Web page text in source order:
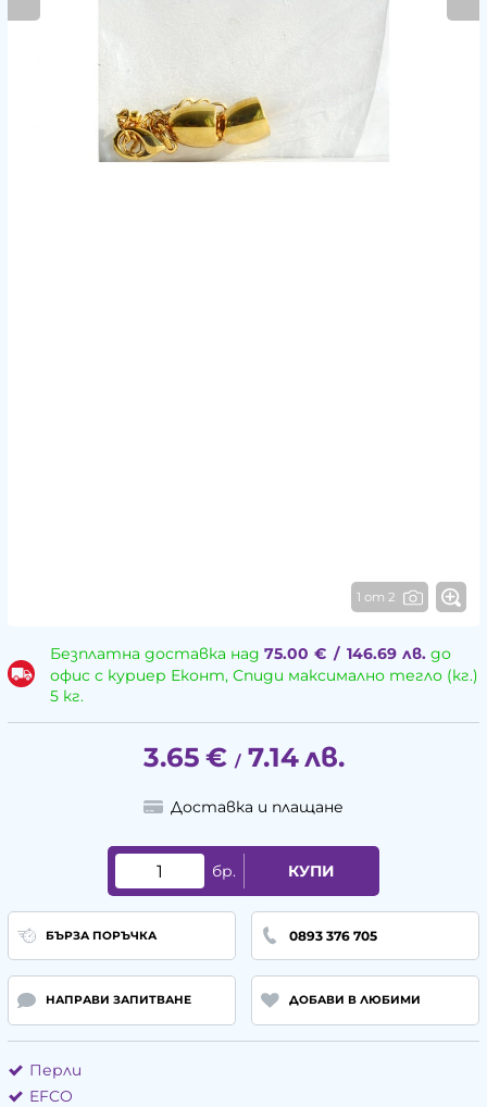
1 от 2
Безплатна доставка над 75.00 € / 146.69 лв.до
офис с куриер Еконт, Спиди максимално тегло (кг.)
5 кг.
3.65 € / 7.14лв.
Доставка и плащане
бр. КУПИ
БЪРЗА ПОРЪЧКА 0893 376 705
НАПРАВИ ЗАПИТВАНЕ ДОБАВИ В ЛЮБИМИ
Перли
EFCO